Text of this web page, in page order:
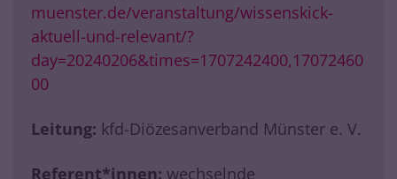
muenster.de/veranstaltung/wissenskick-
aktuell-und-relevant/?
day=20240206&times=1707242400,17072460
00
Leitung: kfd-Diözesanverband Münster e. V.
Referent*innen: wechselnde